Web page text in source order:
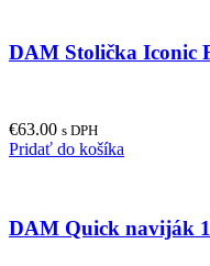
DAM Stolička Iconic
€63.00 s DPH
Pridať do košíka
DAM Quick naviják